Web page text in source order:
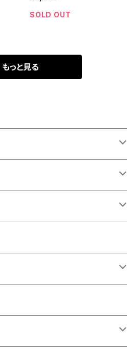
M】【Hybrid Mechanical
Mod】【slim piece side fi
SOLD OUT
もっと見る